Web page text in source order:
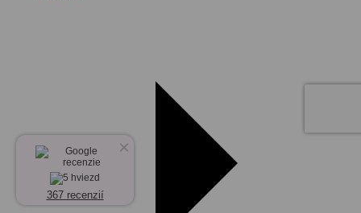
×
367 recenzií